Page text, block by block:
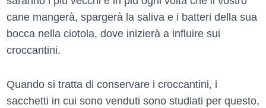
cane mangerà, spargerà la saliva e i batteri della sua
bocca nella ciotola, dove inizierà a influire sui
croccantini.
Quando si tratta di conservare i croccantini, i
sacchetti in cui sono venduti sono studiati per questo,